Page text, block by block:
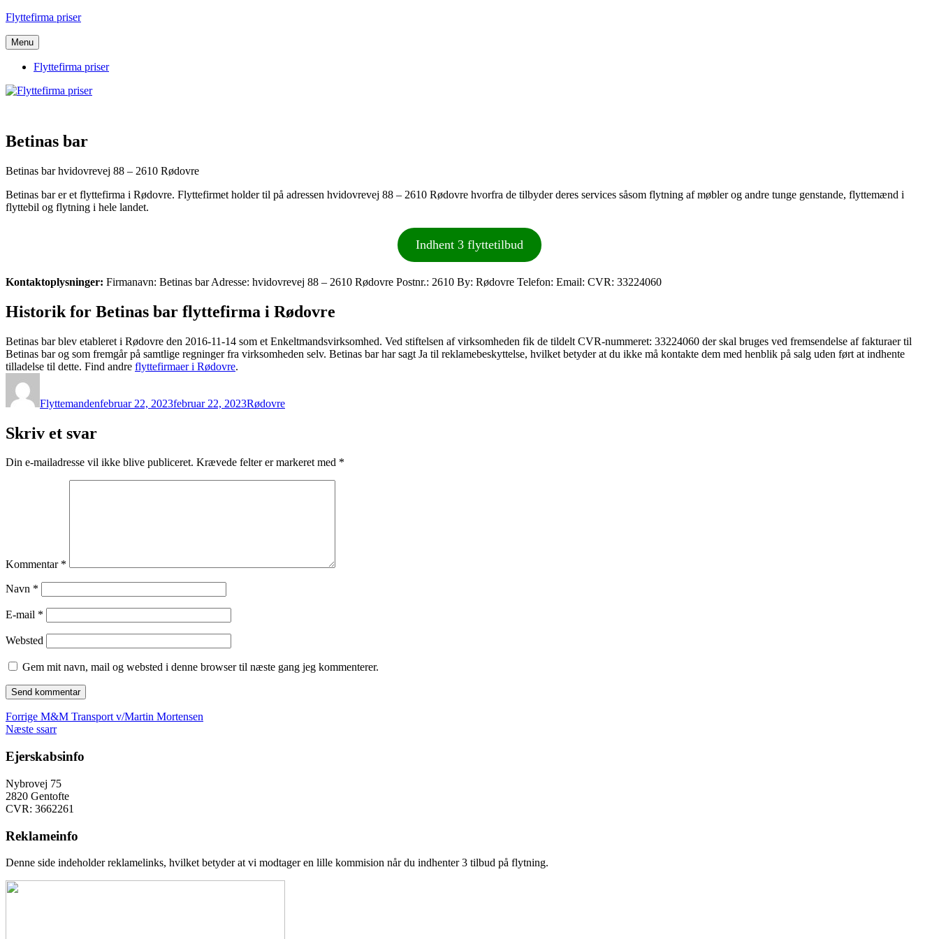
Videre
indhold
Flyttefirma priser
Menu
Flyttefirma priser
Betinas bar
Betinas bar hvidovrevej 88 – 2610 Rødovre
Betinas bar er et flyttefirma i Rødovre. Flyttefirmet holder til på adressen hvidovrevej 88 – 2610 Rødovre hvorfra de tilbyder deres services såsom flytning af møbler og andre tunge genstande, flyttemænd i
flyttebil og flytning i hele landet.
Indhent 3 flyttetilbud
Kontaktoplysninger: Firmanavn: Betinas bar Adresse: hvidovrevej 88 – 2610 Rødovre Postnr.: 2610 By: Rødovre Telefon: Email: CVR: 33224060
Historik for Betinas bar flyttefirma i Rødovre
Betinas bar blev etableret i Rødovre den 2016-11-14 som et Enkeltmandsvirksomhed. Ved stiftelsen af virksomheden fik de tildelt CVR-nummeret: 33224060 der skal bruges ved fremsendelse af fakturaer til
Betinas bar og som fremgår på samtlige regninger fra virksomheden selv. Betinas bar har sagt Ja til reklamebeskyttelse, hvilket betyder at du ikke må kontakte dem med henblik på salg uden ført at indhente
tilladelse til dette. Find andre flyttefirmaer i Rødovre.
Flyttemandenfebruar 22, 2023februar 22, 2023Rødovre
Skriv et svar
Din e-mailadresse vil ikke blive publiceret. Krævede felter er markeret med *
Kommentar *
Navn *
E-mail *
Websted
Gem mit navn, mail og websted i denne browser til næste gang jeg kommenterer.
Indlægsnavigation
Forrige Forrige
indlæg:
M&M Transport v/Martin Mortensen
Næste Næste
ssarr
Ejerskabsinfo
Nybrovej 75
2820 Gentofte
CVR: 3662261
Reklameinfo
Denne side indeholder reklamelinks, hvilket betyder at vi modtager en lille kommision når du indhenter 3 tilbud på flytning.